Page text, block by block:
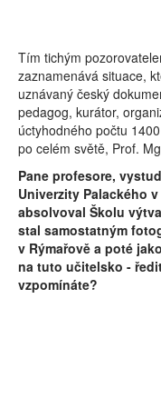
Tím tichým
zaznamenává situace,
uznávaný český
pedagog, kurátor,
úctyhodného počtu
po celém světě, Prof.
Pane profesore,
Univerzity Palackého
absolvoval Školu
stal samostatným
v Rýmařově a poté
na tuto učitelsko -
vzpomínáte?